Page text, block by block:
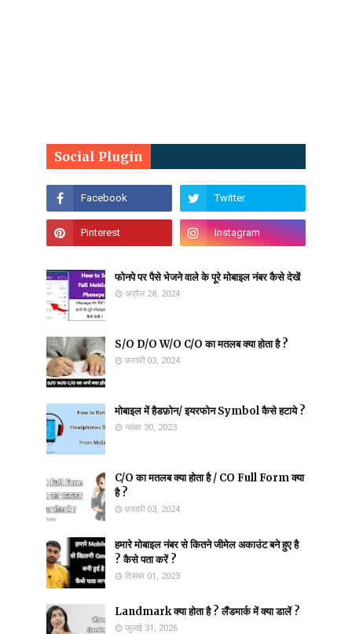
Social Plugin
फोनपे पर पैसे भेजने वाले के पूरे मोबाइल नंबर कैसे देखें
अप्रैल 28, 2024
S/O D/O W/O C/O का मतलब क्या होता है ?
फ़रवरी 03, 2024
मोबाइल में हैडफ़ोन/ इयरफोन Symbol कैसे हटाये ?
नवंबर 30, 2023
C/O का मतलब क्या होता है / CO Full Form क्या
है ?
फ़रवरी 03, 2024
हमारे मोबाइल नंबर से कितने जीमेल अकाउंट बने हुए है
? कैसे पता करें ?
दिसंबर 01, 2023
Landmark क्या होता है ? लैंडमार्क में क्या डालें ?
जुलाई 31, 2026